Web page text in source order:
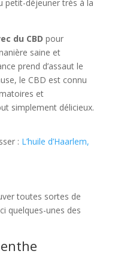
petit-déjeuner très à la
du CBD pour
saine et
prend d’assaut le
le CBD est connu
et
simplement délicieux.
: L’huile d’Haarlem,
toutes sortes de
quelques-unes des